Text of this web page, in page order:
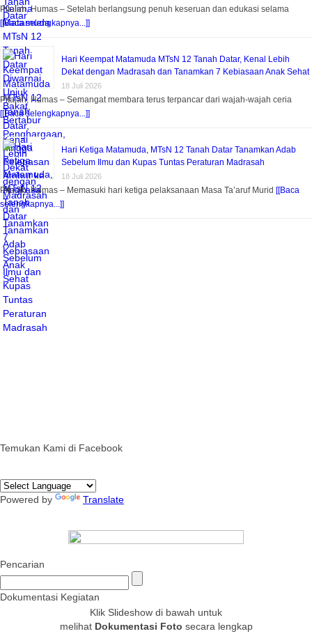
Pitalah, Humas – Setelah berlangsung penuh keseruan dan edukasi selama
[[Baca selengkapnya...]]
Hari Keempat Matamuda MTsN 12 Tanah Datar, Kenal Lebih
Dekat dengan Madrasah dan Tanamkan 7 Kebiasaan Anak Sehat
18 Juli 2026
Pitalah, Humas – Semangat membara terus terpancar dari wajah-wajah ceria
[[Baca selengkapnya...]]
Hari Ketiga Matamuda, MTsN 12 Tanah Datar Tanamkan Adab
Sebelum Ilmu dan Kupas Tuntas Peraturan Madrasah
18 Juli 2026
Pitalah, Humas – Memasuki hari ketiga pelaksanaan Masa Ta’aruf Murid [[Baca
selengkapnya...]]
Temukan Kami di Facebook
Powered by Translate
Pencarian
Dokumentasi Kegiatan
Klik Slideshow di bawah untuk
melihat Dokumentasi Foto secara lengkap